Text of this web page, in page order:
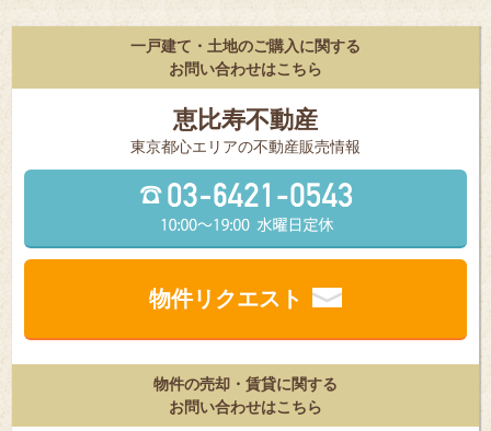
一戸建て・土地のご購入に関する
お問い合わせはこちら
恵比寿不動産
東京都⼼エリアの不動産販売情報
物件リクエスト
物件の売却・賃貸に関する
お問い合わせはこちら